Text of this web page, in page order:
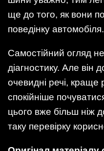
ще до того, як вони
поведінку автомобіля.
Самостійний огляд
діагностику. Але він
очевидні речі, краще
спокійніше
цього вже більш ніж
таку перевірку